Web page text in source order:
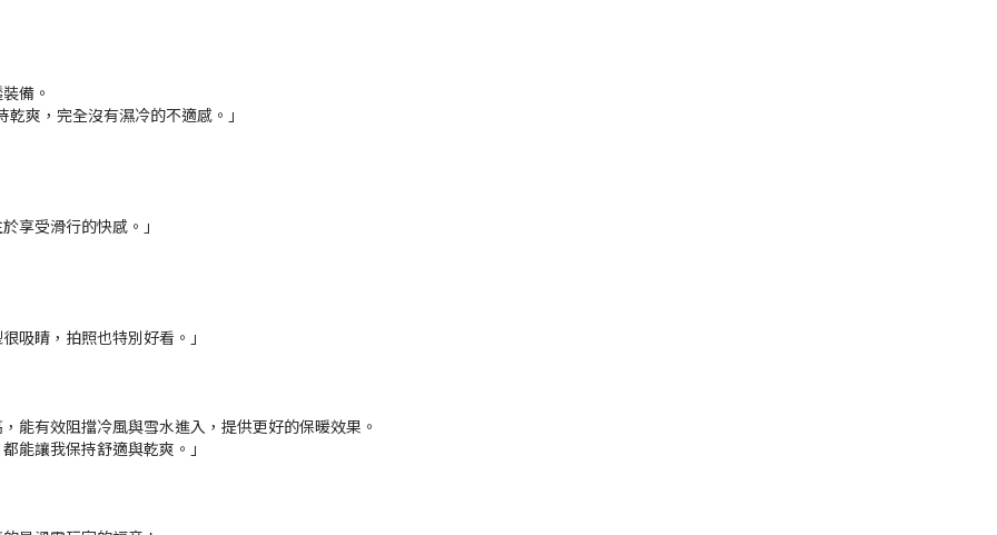
備。
爽，完全沒有濕冷的不適感。」
享受滑行的快感。」
吸睛，拍照也特別好看。」
能有效阻擋冷風與雪水進入，提供更好的保暖效果。
能讓我保持舒適與乾爽。」